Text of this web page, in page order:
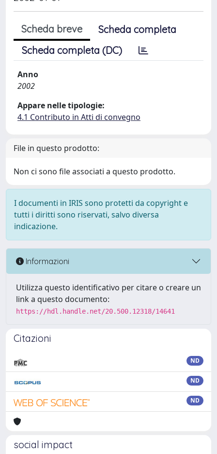
Scheda breve
Scheda completa
Scheda completa (DC)
Anno
2002
Appare nelle tipologie:
4.1 Contributo in Atti di convegno
File in questo prodotto:
Non ci sono file associati a questo prodotto.
I documenti in IRIS sono protetti da copyright e
tutti i diritti sono riservati, salvo diversa
indicazione.
Informazioni
Utilizza questo identificativo per citare o creare un
link a questo documento:
https://hdl.handle.net/20.500.12318/14641
Citazioni
ND
ND
ND
social impact